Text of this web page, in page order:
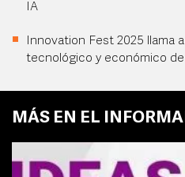
IA
Innovation Fest 2025 llama
tecnológico y económico
MÁS EN EL